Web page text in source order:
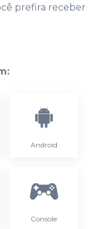
prefira receber
Android
Console